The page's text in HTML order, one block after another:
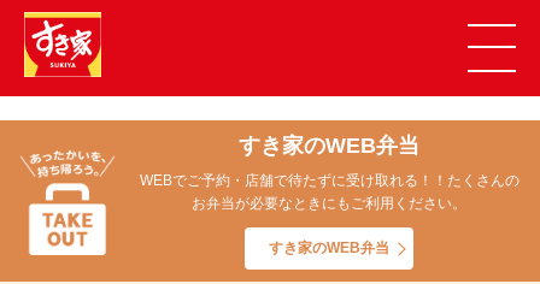
すき家のWEB弁当
WEBでご予約・店舗で待たずに受け取れる！！たくさんの
お弁当が必要なときにもご利用ください。
すき家のWEB弁当